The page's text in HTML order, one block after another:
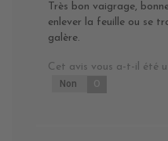
Très bon vaigrage,
enlever la feuille ou se
galère.
Cet avis vous a-t-il été
Non 0